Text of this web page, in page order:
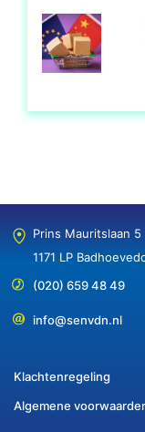
Prins Mauritslaan 5
1171 LP
(020) 659 48 49
info@senvdn.nl
Klachtenregeling
Algemene